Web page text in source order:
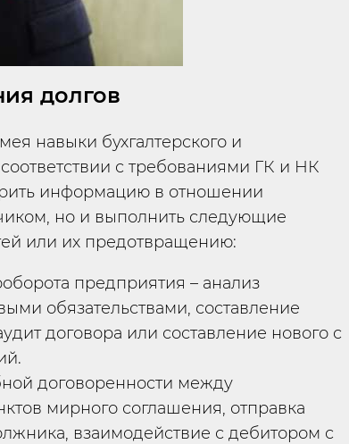
долгов
навыки бухгалтерского и
с требованиями ГК и НК
информацию в отношении
но и выполнить следующие
или их предотвращению:
предприятия – анализ
обязательствами, составление
договора или составление нового с
договоренности между
мирного соглашения, отправка
взаимодействие с дебитором с